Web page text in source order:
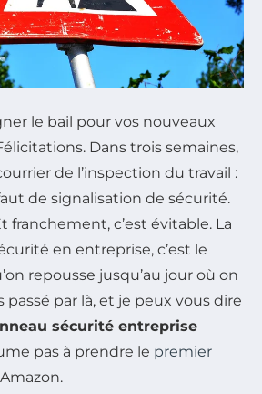
le bail pour vos nouveaux
Dans trois semaines,
de l’inspection du travail :
de signalisation de sécurité.
franchement, c’est évitable. La
en entreprise, c’est le
repousse jusqu’au jour où on
passé par là, et je peux vous dire
sécurité entreprise
pas à prendre le premier